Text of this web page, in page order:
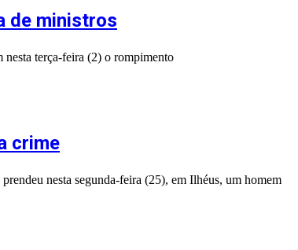
de ministros
nesta terça-feira (2) o rompimento
crime
nesta segunda-feira (25), em Ilhéus, um homem